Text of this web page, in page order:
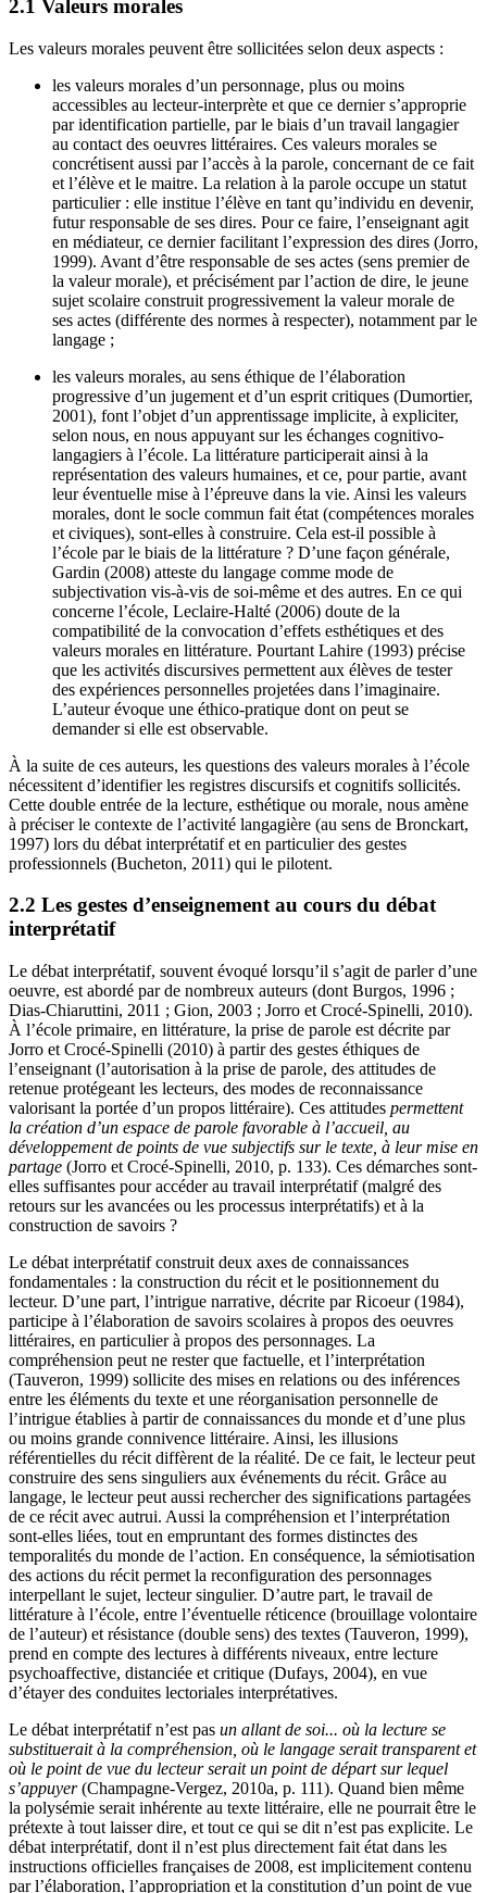
2.1 Valeurs morales
Les valeurs morales peuvent être sollicitées selon deux aspects :
les valeurs morales d’un personnage, plus ou moins
accessibles au lecteur-interprète et que ce dernier s’approprie
par identification partielle, par le biais d’un travail langagier
au contact des oeuvres littéraires. Ces valeurs morales se
concrétisent aussi par l’accès à la parole, concernant de ce fait
et l’élève et le maitre. La relation à la parole occupe un statut
particulier : elle institue l’élève en tant qu’individu en devenir,
futur responsable de ses dires. Pour ce faire, l’enseignant agit
en médiateur, ce dernier facilitant l’expression des dires (Jorro,
1999). Avant d’être responsable de ses actes (sens premier de
la valeur morale), et précisément par l’action de dire, le jeune
sujet scolaire construit progressivement la valeur morale de
ses actes (différente des normes à respecter), notamment par le
langage ;
les valeurs morales, au sens éthique de l’élaboration
progressive d’un jugement et d’un esprit critiques (Dumortier,
2001), font l’objet d’un apprentissage implicite, à expliciter,
selon nous, en nous appuyant sur les échanges cognitivo-
langagiers à l’école. La littérature participerait ainsi à la
représentation des valeurs humaines, et ce, pour partie, avant
leur éventuelle mise à l’épreuve dans la vie. Ainsi les valeurs
morales, dont le socle commun fait état (compétences morales
et civiques), sont-elles à construire. Cela est-il possible à
l’école par le biais de la littérature ? D’une façon générale,
Gardin (2008) atteste du langage comme mode de
subjectivation vis-à-vis de soi-même et des autres. En ce qui
concerne l’école, Leclaire-Halté (2006) doute de la
compatibilité de la convocation d’effets esthétiques et des
valeurs morales en littérature. Pourtant Lahire (1993) précise
que les activités discursives permettent aux élèves de tester
des expériences personnelles projetées dans l’imaginaire.
L’auteur évoque une éthico-pratique dont on peut se
demander si elle est observable.
À la suite de ces auteurs, les questions des valeurs morales à l’école
nécessitent d’identifier les registres discursifs et cognitifs sollicités.
Cette double entrée de la lecture, esthétique ou morale, nous amène
à préciser le contexte de l’activité langagière (au sens de Bronckart,
1997) lors du débat interprétatif et en particulier des gestes
professionnels (Bucheton, 2011) qui le pilotent.
2.2 Les gestes d’enseignement au cours du débat
interprétatif
Le débat interprétatif, souvent évoqué lorsqu’il s’agit de parler d’une
oeuvre, est abordé par de nombreux auteurs (dont Burgos, 1996 ;
Dias-Chiaruttini, 2011 ; Gion, 2003 ; Jorro et Crocé-Spinelli, 2010).
À l’école primaire, en littérature, la prise de parole est décrite par
Jorro et Crocé-Spinelli (2010) à partir des gestes éthiques de
l’enseignant (l’autorisation à la prise de parole, des attitudes de
retenue protégeant les lecteurs, des modes de reconnaissance
valorisant la portée d’un propos littéraire). Ces attitudes permettent
la création d’un espace de parole favorable à l’accueil, au
développement de points de vue subjectifs sur le texte, à leur mise en
partage (Jorro et Crocé-Spinelli, 2010, p. 133). Ces démarches sont-
elles suffisantes pour accéder au travail interprétatif (malgré des
retours sur les avancées ou les processus interprétatifs) et à la
construction de savoirs ?
Le débat interprétatif construit deux axes de connaissances
fondamentales : la construction du récit et le positionnement du
lecteur. D’une part, l’intrigue narrative, décrite par Ricoeur (1984),
participe à l’élaboration de savoirs scolaires à propos des oeuvres
littéraires, en particulier à propos des personnages. La
compréhension peut ne rester que factuelle, et l’interprétation
(Tauveron, 1999) sollicite des mises en relations ou des inférences
entre les éléments du texte et une réorganisation personnelle de
l’intrigue établies à partir de connaissances du monde et d’une plus
ou moins grande connivence littéraire. Ainsi, les illusions
référentielles du récit diffèrent de la réalité. De ce fait, le lecteur peut
construire des sens singuliers aux événements du récit. Grâce au
langage, le lecteur peut aussi rechercher des significations partagées
de ce récit avec autrui. Aussi la compréhension et l’interprétation
sont-elles liées, tout en empruntant des formes distinctes des
temporalités du monde de l’action. En conséquence, la sémiotisation
des actions du récit permet la reconfiguration des personnages
interpellant le sujet, lecteur singulier. D’autre part, le travail de
littérature à l’école, entre l’éventuelle réticence (brouillage volontaire
de l’auteur) et résistance (double sens) des textes (Tauveron, 1999),
prend en compte des lectures à différents niveaux, entre lecture
psychoaffective, distanciée et critique (Dufays, 2004), en vue
d’étayer des conduites lectoriales interprétatives.
Le débat interprétatif n’est pas un allant de soi... où la lecture se
substituerait à la compréhension, où le langage serait transparent et
où le point de vue du lecteur serait un point de départ sur lequel
s’appuyer(Champagne-Vergez, 2010a, p. 111). Quand bien même
la polysémie serait inhérente au texte littéraire, elle ne pourrait être le
prétexte à tout laisser dire, et tout ce qui se dit n’est pas explicite. Le
débat interprétatif, dont il n’est plus directement fait état dans les
instructions officielles françaises de 2008, est implicitement contenu
par l’élaboration, l’appropriation et la constitution d’un point de vue